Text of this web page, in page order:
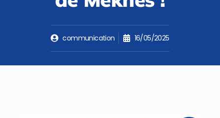
communication 16/05/2025